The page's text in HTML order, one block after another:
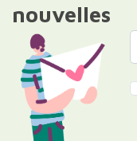
nouvelles